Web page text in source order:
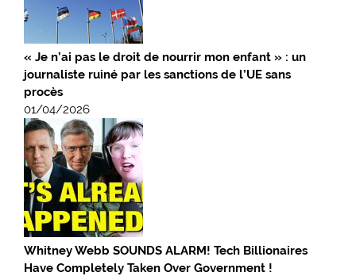
« Je n’ai pas le droit de nourrir mon enfant » : un
journaliste ruiné par les sanctions de l’UE sans
procès
01/04/2026
Whitney Webb SOUNDS ALARM! Tech Billionaires
Have Completely Taken Over Government !